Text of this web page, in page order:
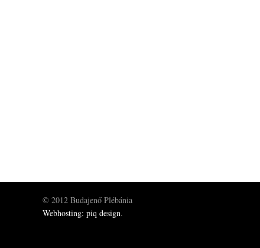
© 2012 Budajenő Plébánia
Webhosting: piq design.